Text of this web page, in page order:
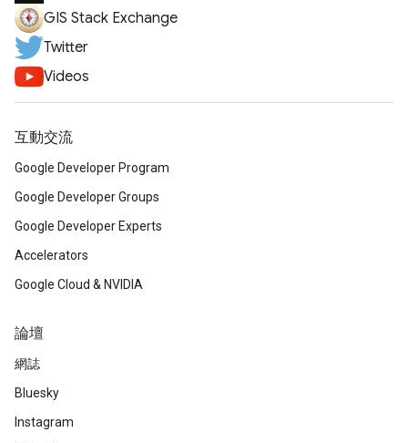
GIS Stack Exchange
Twitter
Videos
互動交流
Google Developer Program
Google Developer Groups
Google Developer Experts
Accelerators
Google Cloud & NVIDIA
論壇
網誌
Bluesky
Instagram